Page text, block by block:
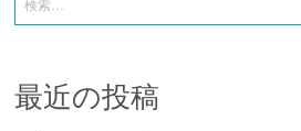
最近の投稿